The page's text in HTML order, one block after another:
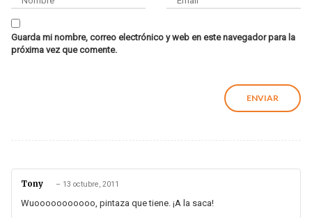
Guarda mi nombre, correo electrónico y web en este navegador para la
próxima vez que comente.
Tony – 13 octubre, 2011
Wuooooooooooo, pintaza que tiene. ¡A la saca!